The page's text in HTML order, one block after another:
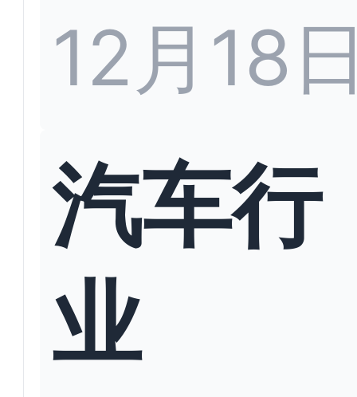
12月18
汽车行
业